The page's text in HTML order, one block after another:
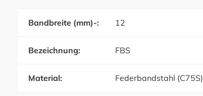
Bandbreite (mm)-: 12
Bezeichnung: FBS
Material: Federbandstahl (C75S)